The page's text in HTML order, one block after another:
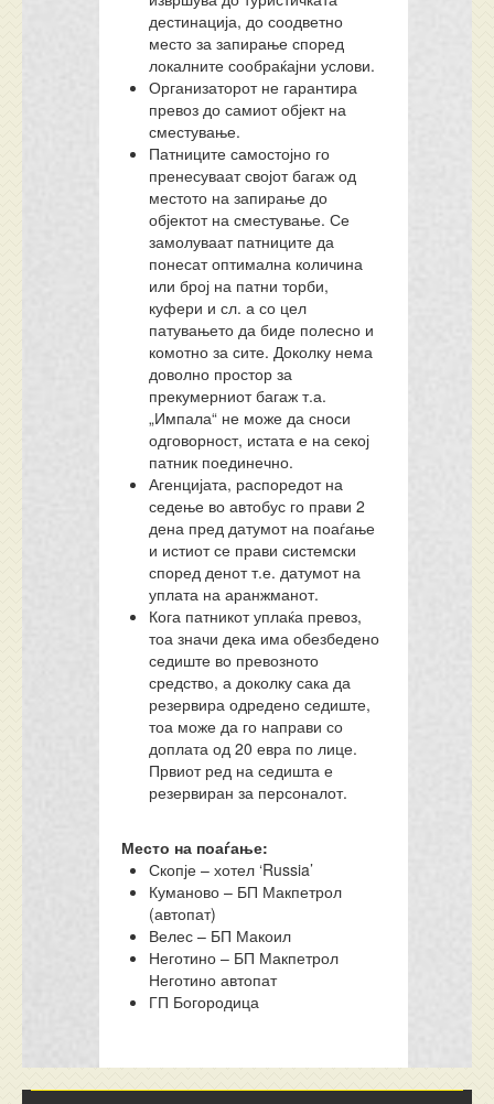
дестинација, до соодветно
место за запирање според
локалните сообраќајни услови.
Организаторот не гарантира
превоз до самиот објект на
сместување.
Патниците самостојно го
пренесуваат својот багаж од
местото на запирање до
објектот на сместување. Се
замолуваат патниците да
понесат оптимална количина
или број на патни торби,
куфери и сл. а со цел
патувањето да биде полесно и
комотно за сите. Доколку нема
доволно простор за
прекумерниот багаж т.а.
„Импала“ не може да сноси
одговорност, истата е на секој
патник поединечно.
Агенцијата, распоредот на
седење во автобус го прави 2
дена пред датумот на поаѓање
и истиот се прави системски
според денот т.е. датумот на
уплата на аранжманот.
Кога патникот уплаќа превоз,
тоа значи дека има обезбедено
седиште во превозното
средство, а доколку сака да
резервира одредено седиште,
тоа може да го направи со
доплата од 20 евра по лице.
Првиот ред на седишта е
резервиран за персоналот.
Место на поаѓање:
Скопје – хотел ‘Russia’
Куманово – БП Макпетрол
(автопат)
Велес – БП Макоил
Неготино – БП Макпетрол
Неготино автопат
ГП Богородица